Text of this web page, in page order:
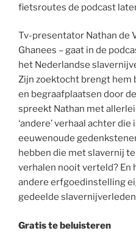
fietsroutes de podcast
Tv-presentator Nathan de
Ghanees – gaat in de
het Nederlandse
Zijn zoektocht brengt hem
en begraafplaatsen door
spreekt Nathan met
‘andere’ verhaal achter
eeuwenoude
hebben die met slavernij
verhalen nooit verteld? En
andere erfgoedinstelling
gedeelde
Gratis te beluisteren